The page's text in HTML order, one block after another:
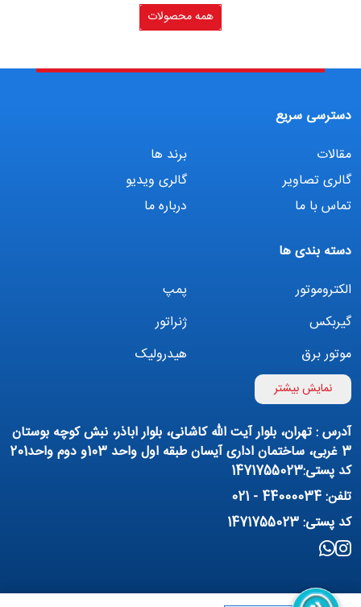
همه محصولات
دسترسی سریع
مقالات
برند ها
گالری تصاویر
گالری ویدیو
تماس با ما
درباره ما
دسته بندی ها
الکتروموتور
پمپ
گیربکس
ژنراتور
موتور برق
هیدرولیک
اینورتر
تهویه مطبوع
پمپ هواده
پمپ وکیوم
فیلتراسیون و تصفیه
منبع آب (تانکر آب)
مواد شیمیایی
نمایش بیشتر
آدرس : تهران، بلوار آیت الله کاشانی، بلوار اباذر، نبش کوچه بوستان
3 غربی، ساختمان اداری آیسان طبقه اول واحد 103و دوم واحد201
کد پستی:1471755023
تلفن: 44000034 - 021
کد پستی: 1471755023